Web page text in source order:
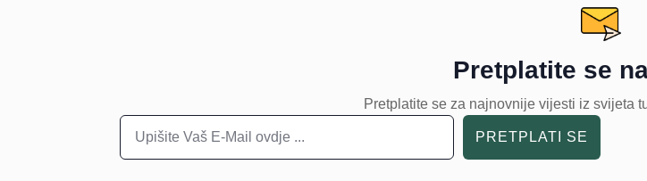
Pretplatite se
Pretplatite se za najnovnije vijesti iz svijeta
PRETPLATI SE